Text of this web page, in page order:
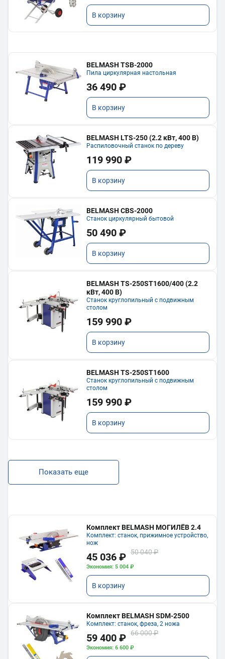
В корзину
BELMASH TSB-2000
Пила циркулярная настольная
36 490 ₽
В корзину
BELMASH LTS-250 (2.2 кВт, 400 В)
Распиловочный станок по дереву
119 990 ₽
В корзину
BELMASH CBS-2000
Станок циркулярный бытовой
50 490 ₽
В корзину
BELMASH TS-250ST1600/400 (2.2
кВт, 400 В)
Станок круглопильный с подвижным
столом
159 990 ₽
В корзину
BELMASH TS-250ST1600
Станок круглопильный с подвижным
столом
159 990 ₽
В корзину
Показать еще
Комплект BELMASH МОГИЛЁВ 2.4
Комплект: станок, прижимное устройство,
нож
45 036 ₽ 50 040 ₽
Экономия: 5 004 ₽
В корзину
Комплект BELMASH SDM-2500
Комплект: станок, фреза, 2 ножа
59 400 ₽ 66 000 ₽
Экономия: 6 600 ₽